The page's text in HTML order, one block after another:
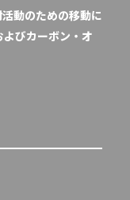
動のための移動に
びカーボン・オ